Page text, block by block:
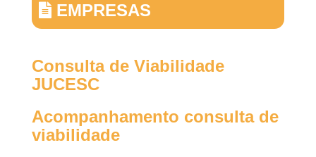
EMPRESAS
Consulta de Viabilidade
JUCESC
Acompanhamento consulta de
viabilidade